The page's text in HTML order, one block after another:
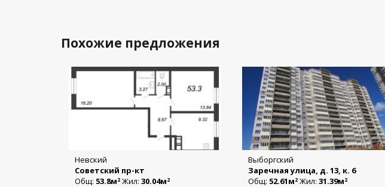
Похожие предложения
Невский
Советский пр-кт
Общ: 53.8м2 Жил: 30.04м2
Выборгский
Заречная улица, д. 13, к. 6
Общ: 52.61м2 Жил: 31.39м2